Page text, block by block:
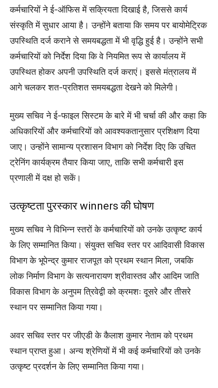
कर्मचारियों ने ई-ऑफिस में सक्रियता दिखाई है, जिससे कार्य
संस्कृति में सुधार आया है। उन्होंने बताया कि समय पर बायोमेट्रिक
उपस्थिति दर्ज कराने से समयबद्धता में भी वृद्धि हुई है। उन्होंने सभी
कर्मचारियों को निर्देश दिया कि वे नियमित रूप से कार्यालय में
उपस्थित होकर अपनी उपस्थिति दर्ज कराएं। इससे मंत्रालय में
आगे चलकर शत-प्रतिशत समयबद्धता देखने को मिलेगी।
मुख्य सचिव ने ई-फाइल सिस्टम के बारे में भी चर्चा की और कहा कि
अधिकारियों और कर्मचारियों को आवश्यकतानुसार प्रशिक्षण दिया
जाए। उन्होंने सामान्य प्रशासन विभाग को निर्देश दिए कि उचित
ट्रेनिंग कार्यक्रम तैयार किया जाए, ताकि सभी कर्मचारी इस
प्रणाली में दक्ष हो सकें।
उत्कृष्टता पुरस्कार winners की घोषण
मुख्य सचिव ने विभिन्न स्तरों के कर्मचारियों को उनके उत्कृष्ट कार्य
के लिए सम्मानित किया। संयुक्त सचिव स्तर पर आदिवासी विकास
विभाग के भूपेन्द्र कुमार राजपूत को प्रथम स्थान मिला, जबकि
लोक निर्माण विभाग के सत्यनारायण श्रीवास्तव और आदिम जाति
विकास विभाग के अनुपम त्रिवेद्वी को क्रमशः दूसरे और तीसरे
स्थान पर सम्मानित किया गया।
अवर सचिव स्तर पर जीएडी के कैलाश कुमार नेताम को प्रथम
स्थान प्राप्त हुआ। अन्य श्रेणियों में भी कई कर्मचारियों को उनके
उत्कृष्ट प्रदर्शन के लिए सम्मानित किया गया।